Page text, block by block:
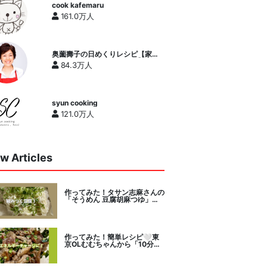
cook kafemaru
161.0万人
奥薗壽子の日めくりレシピ【家庭
料理研究家公式チャンネル】
84.3万人
syun cooking
121.0万人
Articles
作ってみた！タサン志麻さんの
「そうめん 豆腐胡麻つゆ」を
作ってみた！簡単レシピ🤍東
京OLむむちゃんから「10分で